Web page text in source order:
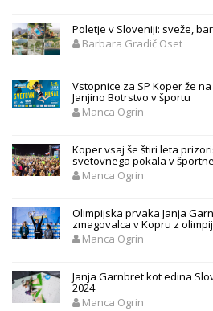
Poletje v Sloveniji: sveže,
Barbara Gradič Oset
Vstopnice za SP Koper že
Janjino Botrstvo v športu
Manca Ogrin
Koper vsaj še štiri leta
svetovnega pokala v
Manca Ogrin
Olimpijska prvaka Janja
zmagovalca v Kopru z
Manca Ogrin
Janja Garnbret kot edina
2024
Manca Ogrin